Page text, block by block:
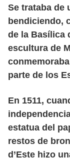
Se trataba de
bendiciendo,
de la Basílica
escultura de
parte de los
En 1511,
estatua del
restos de
d’Este hizo